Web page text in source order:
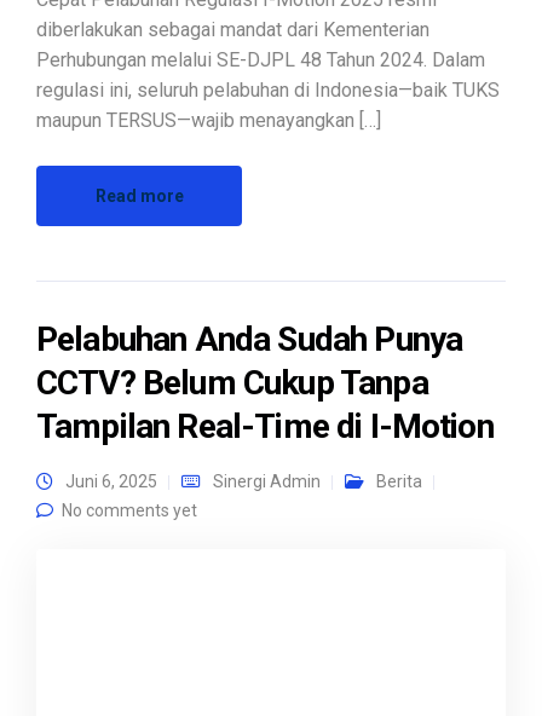
diberlakukan sebagai mandat dari Kementerian
Perhubungan melalui SE-DJPL 48 Tahun 2024. Dalam
regulasi ini, seluruh pelabuhan di Indonesia—baik TUKS
maupun TERSUS—wajib menayangkan […]
Read more
Pelabuhan Anda Sudah Punya
CCTV? Belum Cukup Tanpa
Tampilan Real-Time di I-Motion
Juni 6, 2025 Sinergi Admin
Berita
No comments yet